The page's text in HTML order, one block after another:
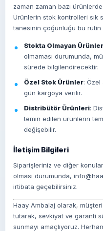
zaman zaman bazı
Ürünlerin stok kontrolleri sık
tanesinin çoğunluğu bu
Stokta Olmayan Ürünler
olmaması durumunda,
sürede bilgilendirecektir.
Özel Stok Ürünler:
gün kargoya verilir.
Distribütör Ürünleri:
temin edilen ürünlerin
değişebilir.
İletişim Bilgileri
Siparişleriniz ve diğer
olması durumunda,
irtibata geçebilirsiniz.
Haay Ambalaj olarak,
tutarak, sevkiyat ve garanti
sunmayı amaçlıyoruz.